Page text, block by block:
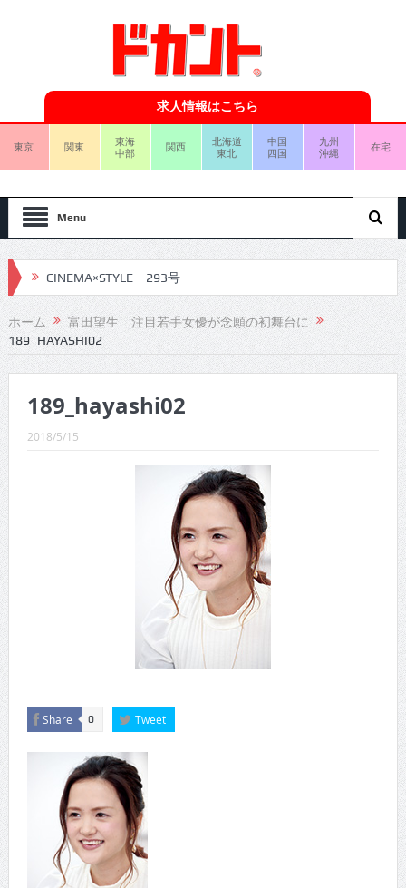
求人情報はこちら
東京 関東
東海
中部
関西
北海道
東北
中国
四国
九州
沖縄
在宅
Menu
CINEMA×STYLE 293号
CINEMA×STYLE 292号
CINEMA×STYLE 291号
CINEMA×STYLE 289号
CINEMA×STYLE 286号
CINEMA×STYLE 285号
CINEMA×STYLE 294号
ホーム
富田望生 注目若手女優が念願の初舞台に
189_HAYASHI02
189_hayashi02
2018/5/15
Share 0 Tweet